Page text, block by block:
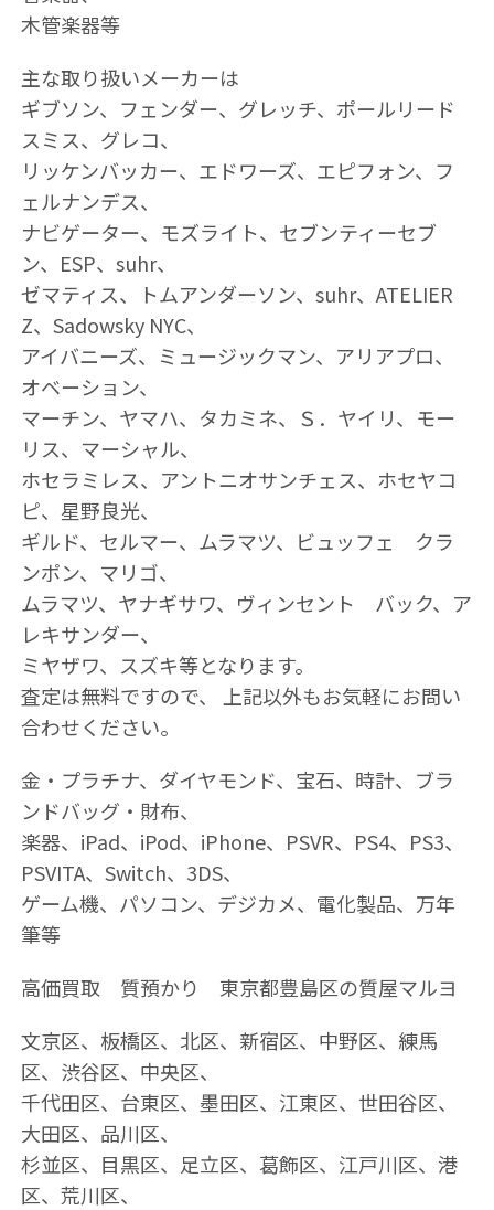
木管楽器等
主な取り扱いメーカーは
ギブソン、フェンダー、グレッチ、ポールリード
スミス、グレコ、
リッケンバッカー、エドワーズ、エピフォン、フ
ェルナンデス、
ナビゲーター、モズライト、セブンティーセブ
ン、ESP、suhr、
ゼマティス、トムアンダーソン、suhr、ATELIER
Z、Sadowsky NYC、
アイバニーズ、ミュージックマン、アリアプロ、
オベーション、
マーチン、ヤマハ、タカミネ、Ｓ．ヤイリ、モー
リス、マーシャル、
ホセラミレス、アントニオサンチェス、ホセヤコ
ピ、星野良光、
ギルド、セルマー、ムラマツ、ビュッフェ クラ
ンポン、マリゴ、
ムラマツ、ヤナギサワ、ヴィンセント バック、ア
レキサンダー、
ミヤザワ、スズキ等となります。
査定は無料ですので、 上記以外もお気軽にお問い
合わせください｡
金・プラチナ、ダイヤモンド、宝石、時計、ブラ
ンドバッグ・財布、
楽器、iPad、iPod、iPhone、PSVR、PS4、PS3、
PSVITA、Switch、3DS、
ゲーム機、パソコン、デジカメ、電化製品、万年
筆等
高価買取 質預かり 東京都豊島区の質屋マルヨ
文京区、板橋区、北区、新宿区、中野区、練馬
区、渋谷区、中央区、
千代田区、台東区、墨田区、江東区、世田谷区、
大田区、品川区、
杉並区、目黒区、足立区、葛飾区、江戸川区、港
区、荒川区、